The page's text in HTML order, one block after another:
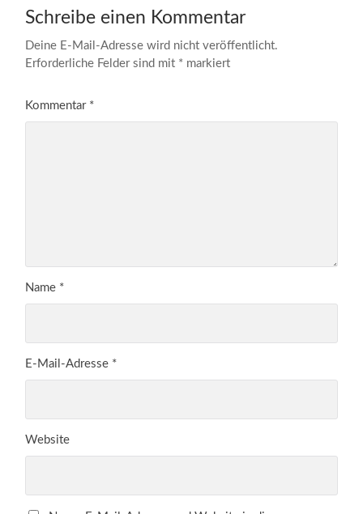
Schreibe einen Kommentar
Deine E-Mail-Adresse wird nicht veröffentlicht.
Erforderliche Felder sind mit * markiert
Kommentar *
Name *
E-Mail-Adresse *
Website